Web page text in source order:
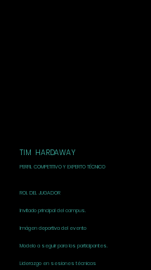
TIM HARDAWAY
PERFIL COMPETITIVO Y EXPERTO TÉCNICO
ROL DEL JUGADOR
Invitado principal del campus.
Imágen deportiva del evento
Modelo a seguir para los participantes.
Liderazgo en sesiones técnicas